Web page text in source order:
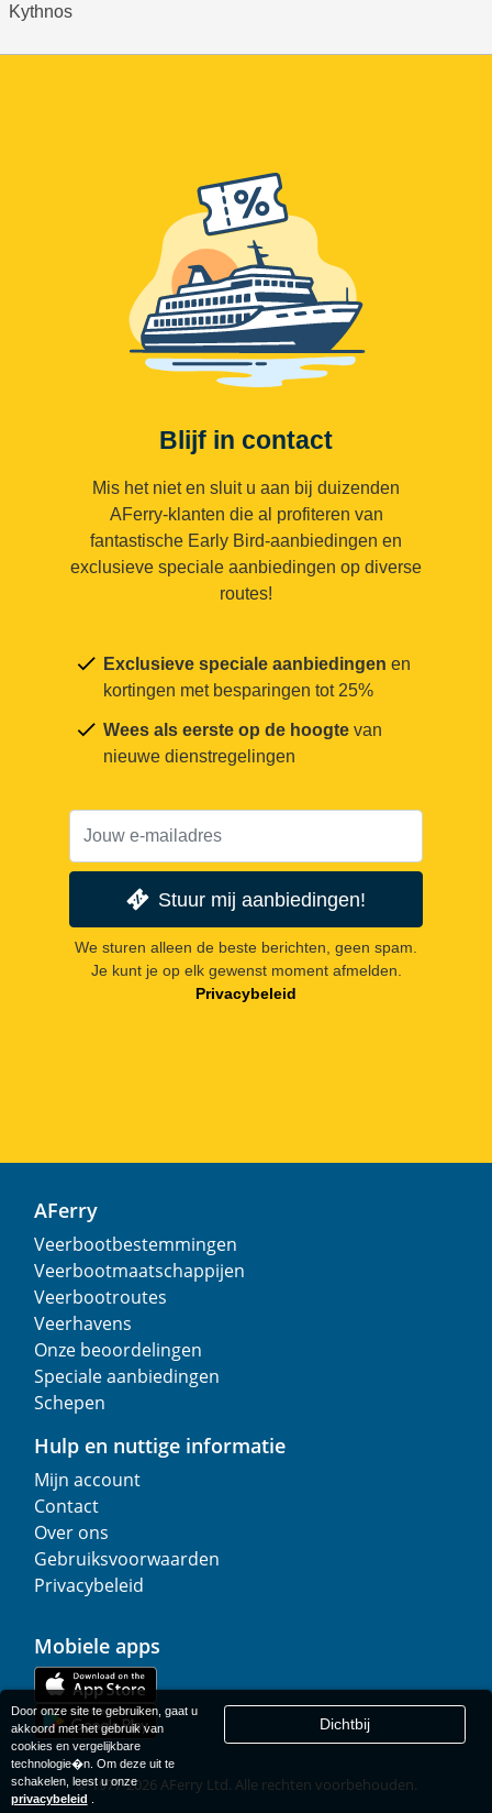
Kythnos
Blijf in contact
Mis het niet en sluit u aan bij duizenden
AFerry-klanten die al profiteren van
fantastische Early Bird-aanbiedingen en
exclusieve speciale aanbiedingen op diverse
routes!
Exclusieve speciale aanbiedingen en
kortingen met besparingen tot 25%
Wees als eerste op de hoogte van
nieuwe dienstregelingen
Stuur mij aanbiedingen!
We sturen alleen de beste berichten, geen spam.
Je kunt je op elk gewenst moment afmelden.
Privacybeleid
AFerry
Veerbootbestemmingen
Veerbootmaatschappijen
Veerbootroutes
Veerhavens
Onze beoordelingen
Speciale aanbiedingen
Schepen
Hulp en nuttige informatie
Mijn account
Contact
Over ons
Gebruiksvoorwaarden
Privacybeleid
Mobiele apps
© 1977-2026AFerry Ltd. Alle rechten voorbehouden.
Door onze site te gebruiken, gaat u
akkoord met het gebruik van
cookies en vergelijkbare
technologie�n. Om deze uit te
schakelen, leest u onze
privacybeleid
Dichtbij